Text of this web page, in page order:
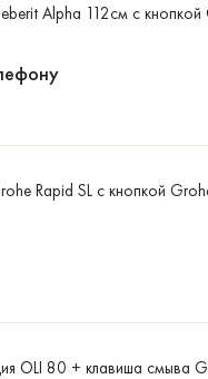
Alpha 112см с
Rapid SL с кнопкой
OLI 80 + клавиша смыва